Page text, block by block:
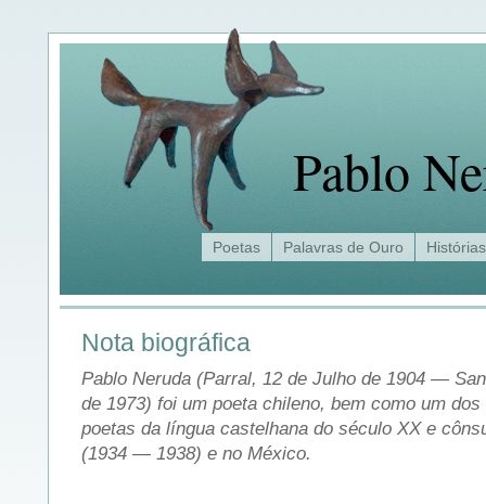
Pablo
Poetas Palavras de Ouro Histórias
Nota biográfica
Pablo Neruda (Parral, 12 de Julho de 1904 —
de 1973) foi um poeta chileno, bem como um
poetas da língua castelhana do século XX e
(1934 — 1938) e no México.